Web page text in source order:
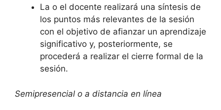
La o el docente realizará una síntesis de
los puntos más relevantes de la sesión
con el objetivo de afianzar un aprendizaje
significativo y, posteriormente, se
procederá a realizar el cierre formal de la
sesión.
Semipresencial o a distancia en línea